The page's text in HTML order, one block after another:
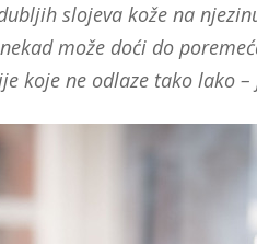
slojeva kože na
može doći do
koje ne odlaze tako lako